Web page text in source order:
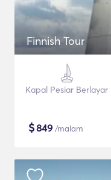
Finnish Tour
Kapal Pesiar Berlayar
$849 /malam